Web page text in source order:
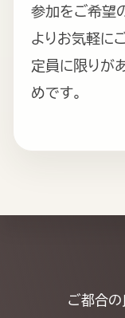
参加をご希望
よりお気軽に
定員に限りが
めです。
moreご都合の